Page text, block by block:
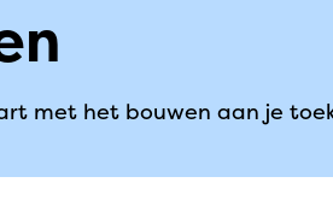
met het bouwen aan je